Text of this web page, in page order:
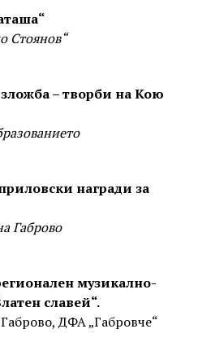
Стоянов“
– творби на Кою
награди за
Габрово
музикално-
славей“.
ДФА „Габровче“